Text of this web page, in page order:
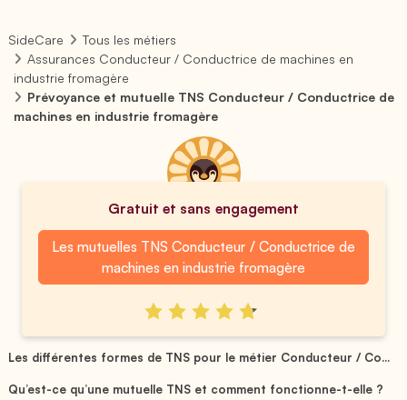
SideCare
Tous les métiers
Assurances Conducteur / Conductrice de machines en
industrie fromagère
Prévoyance et mutuelle TNS Conducteur / Conductrice de
machines en industrie fromagère
Gratuit et sans engagement
Les mutuelles TNS Conducteur / Conductrice de
machines en industrie fromagère
Les différentes formes de TNS pour le métier Conducteur / Co...
Qu’est-ce qu’une mutuelle TNS et comment fonctionne-t-elle ?